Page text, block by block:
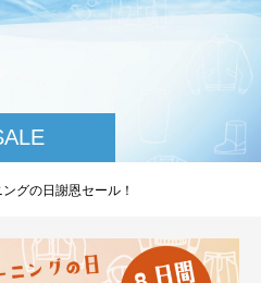
グの日謝恩セール！